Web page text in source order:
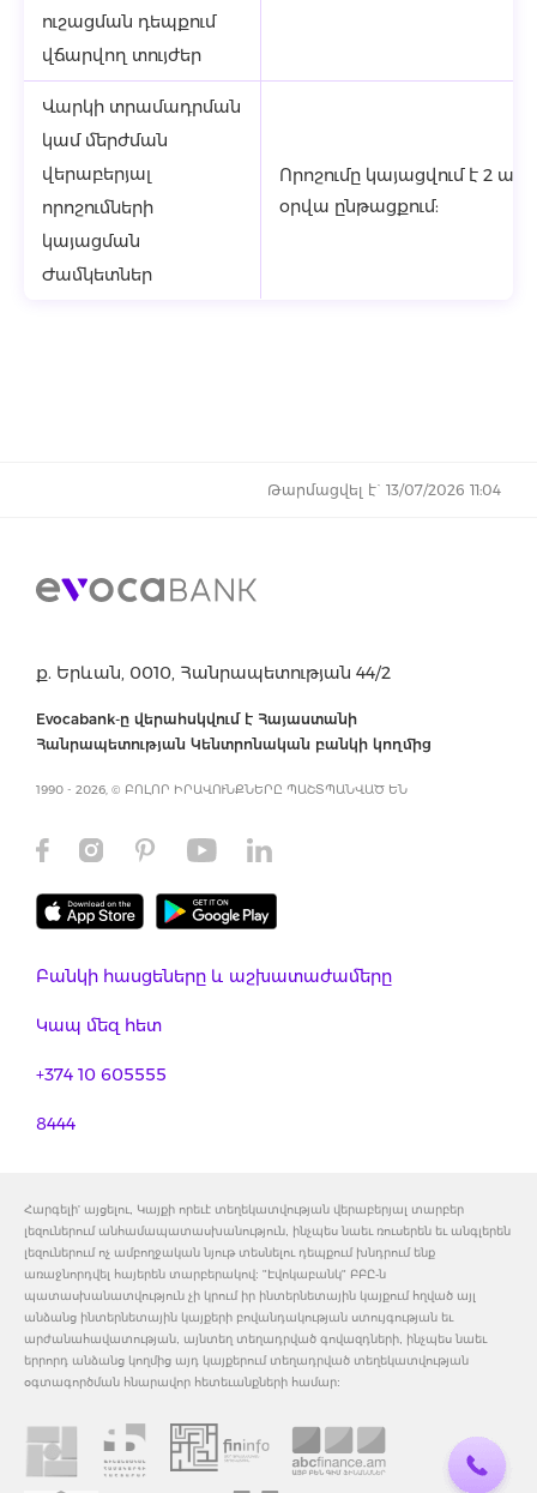
ուշացման դեպքում
վճարվող տույժեր
Վարկի տրամադրման
կամ մերժման
վերաբերյալ
որոշումների
կայացման
Ժամկետներ
Որոշումը կայացվում է 2
օրվա ընթացքում:
Թարմացվել է` 13/07/2026 11:04
ք. Երևան, 0010, Հանրապետության 44/2
Evocabank-ը վերահսկվում է Հայաստանի
Հանրապետության Կենտրոնական բանկի կողմից
1990 - 2026, © ԲՈԼՈՐ ԻՐԱՎՈՒՆՔՆԵՐԸ ՊԱՇՏՊԱՆՎԱԾ ԵՆ
Բանկի հասցեները և աշխատաժամերը
Կապ մեզ հետ
+374 10 605555
8444
Հարգելի' այցելու, Կայքի որեւէ տեղեկատվության վերաբերյալ տարբեր
լեզուներում անհամապատասխանություն, ինչպես նաեւ ռուսերեն եւ անգլերեն
լեզուներում ոչ ամբողջական նյութ տեսնելու դեպքում խնդրում ենք
առաջնորդվել հայերեն տարբերակով: "Էվոկաբանկ" ԲԲԸ-ն
պատասխանատվություն չի կրում իր ինտերնետային կայքում հղված այլ
անձանց ինտերնետային կայքերի բովանդակության ստույգության եւ
արժանահավատության, այնտեղ տեղադրված գովազդների, ինչպես նաեւ
երրորդ անձանց կողմից այդ կայքերում տեղադրված տեղեկատվության
օգտագործման հնարավոր հետեւանքների համար: